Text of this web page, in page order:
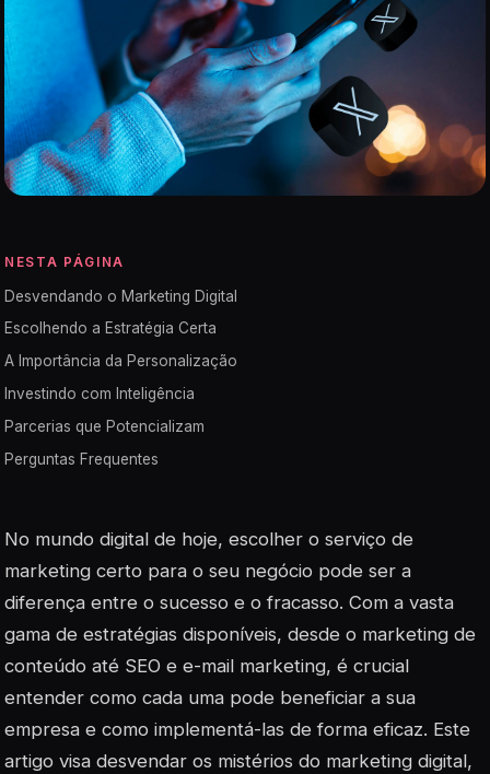
NESTA PÁGINA
Desvendando o Marketing Digital
Escolhendo a Estratégia Certa
A Importância da Personalização
Investindo com Inteligência
Parcerias que Potencializam
Perguntas Frequentes
No mundo digital de hoje, escolher o serviço de
marketing certo para o seu negócio pode ser a
diferença entre o sucesso e o fracasso. Com a vasta
gama de estratégias disponíveis, desde o marketing de
conteúdo até SEO e e-mail marketing, é crucial
entender como cada uma pode beneficiar a sua
empresa e como implementá-las de forma eficaz. Este
artigo visa desvendar os mistérios do marketing digital,